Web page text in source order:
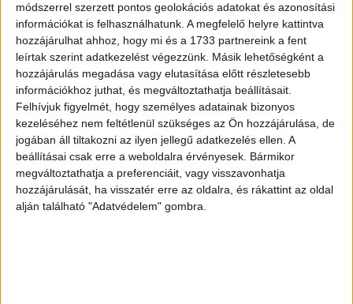
módszerrel szerzett pontos geolokációs adatokat és azonosítási
információkat is felhasználhatunk. A megfelelő helyre kattintva
hozzájárulhat ahhoz, hogy mi és a 1733 partnereink a fent
leírtak szerint adatkezelést végezzünk. Másik lehetőségként a
hozzájárulás megadása vagy elutasítása előtt részletesebb
információkhoz juthat, és megváltoztathatja beállításait.
Felhívjuk figyelmét, hogy személyes adatainak bizonyos
kezeléséhez nem feltétlenül szükséges az Ön hozzájárulása, de
jogában áll tiltakozni az ilyen jellegű adatkezelés ellen. A
beállításai csak erre a weboldalra érvényesek. Bármikor
megváltoztathatja a preferenciáit, vagy visszavonhatja
hozzájárulását, ha visszatér erre az oldalra, és rákattint az oldal
alján található "Adatvédelem" gombra.
Az idei sorozat központi témájáról szólva kiemelte:
"fontos, hogy megmutassuk, hogy a kulináris élmények, a
kultúra, a művészet nem szétválasztó", hanem a magyar
és európai kultúra fontos összekapcsolódása. Sári Zsolt
elmondta, hogy az idei rendezvénysorozat jószolgálati
nagykövete Mautner Zsófia gasztronómiai szakíró-
műsorvezető lesz, a kiemelt vidéki helyszín pedig Sopron
és a Soproni Múzeum.
Budapesten a karszalagok érvényesek lesznek
valamennyi fővárosi helyszínre és a BKK által